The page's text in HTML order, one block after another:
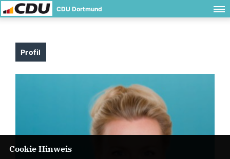
CDU Dortmund
Profil
Cookie Hinweis